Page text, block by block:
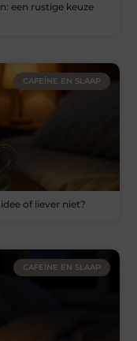
een rustige keuze
CAFEÏNE EN SLAAP
of liever niet?
CAFEÏNE EN SLAAP